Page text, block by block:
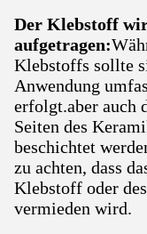
Der Klebstoff
aufgetragen:
Klebstoffs sollte
Anwendung
erfolgt.aber auch
Seiten des
beschichtet
zu achten, dass
Klebstoff oder
vermieden wird.